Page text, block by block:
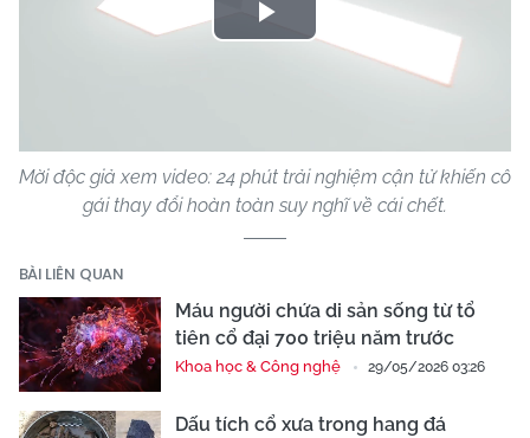
Play
Mời độc giả xem video: 24 phút trải nghiệm cận tử khiến cô
gái thay đổi hoàn toàn suy nghĩ về cái chết.
BÀI LIÊN QUAN
Máu người chứa di sản sống từ tổ
tiên cổ đại 700 triệu năm trước
Khoa học & Công nghệ 29/05/2026 03:26
Dấu tích cổ xưa trong hang đá